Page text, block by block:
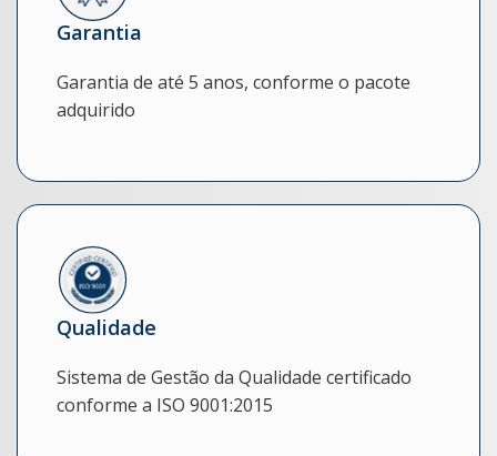
Garantia
Garantia de até 5 anos, conforme o pacote
adquirido
Qualidade
Sistema de Gestão da Qualidade certificado
conforme a ISO 9001:2015